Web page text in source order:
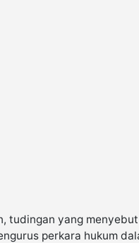
tudingan yang
perkara hukum